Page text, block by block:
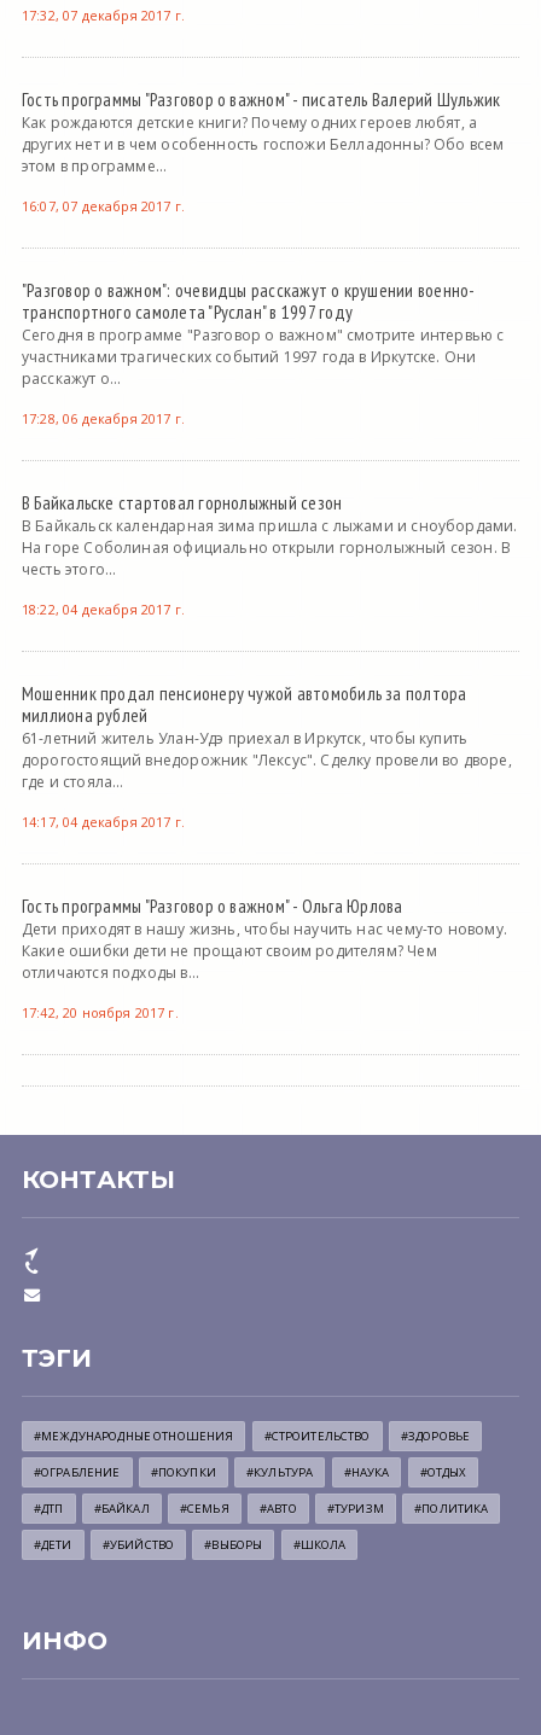
17:32, 07 декабря 2017 г.
Гость программы "Разговор о важном" - писатель Валерий Шульжик
Как рождаются детские книги? Почему одних героев любят, а
других нет и в чем особенность госпожи Белладонны? Обо всем
этом в программе...
16:07, 07 декабря 2017 г.
"Разговор о важном": очевидцы расскажут о крушении военно-
транспортного самолета "Руслан" в 1997 году
Сегодня в программе "Разговор о важном" смотрите интервью с
участниками трагических событий 1997 года в Иркутске. Они
расскажут о...
17:28, 06 декабря 2017 г.
В Байкальске стартовал горнолыжный сезон
В Байкальск календарная зима пришла с лыжами и сноубордами.
На горе Соболиная официально открыли горнолыжный сезон. В
честь этого...
18:22, 04 декабря 2017 г.
Мошенник продал пенсионеру чужой автомобиль за полтора
миллиона рублей
61-летний житель Улан-Удэ приехал в Иркутск, чтобы купить
дорогостоящий внедорожник "Лексус". Сделку провели во дворе,
где и стояла...
14:17, 04 декабря 2017 г.
Гость программы "Разговор о важном" - Ольга Юрлова
Дети приходят в нашу жизнь, чтобы научить нас чему-то новому.
Какие ошибки дети не прощают своим родителям? Чем
отличаются подходы в...
17:42, 20 ноября 2017 г.
КОНТАКТЫ
ТЭГИ
#МЕЖДУНАРОДНЫЕ ОТНОШЕНИЯ #СТРОИТЕЛЬСТВО #ЗДОРОВЬЕ
#ОГРАБЛЕНИЕ #ПОКУПКИ #КУЛЬТУРА #НАУКА #ОТДЫХ
#ДТП #БАЙКАЛ #СЕМЬЯ #АВТО #ТУРИЗМ #ПОЛИТИКА
#ДЕТИ #УБИЙСТВО #ВЫБОРЫ #ШКОЛА
ИНФО